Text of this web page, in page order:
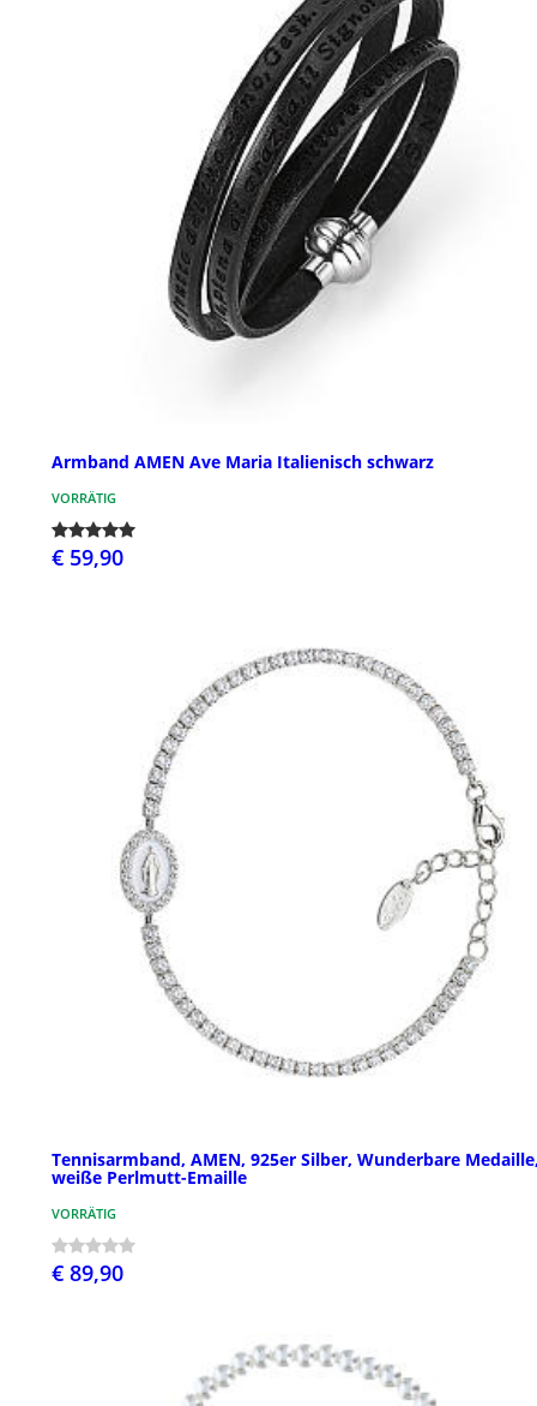
Armband AMEN Ave Maria Italienisch schwarz
VORRÄTIG
€ 59,90
Tennisarmband, AMEN, 925er Silber, Wunderbare
weiße Perlmutt-Emaille
VORRÄTIG
€ 89,90